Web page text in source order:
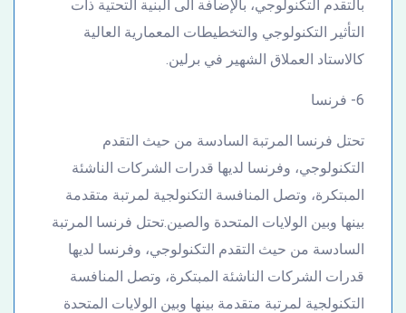
بالتقدم التكنولوجي، بالإضافة الى البنية التحتية ذات
التأثير التكنولوجي والتخطيطات المعمارية العالية
كالاستاد العملاق الشهير في برلين.
6- فرنسا
تحتل فرنسا المرتبة السادسة من حيث التقدم
التكنولوجي، وفرنسا لديها قدرات الشركات الناشئة
المبتكرة، وتصل المنافسة التكنولجية لمرتبة متقدمة
بينها وبين الولايات المتحدة والصين.تحتل فرنسا المرتبة
السادسة من حيث التقدم التكنولوجي، وفرنسا لديها
قدرات الشركات الناشئة المبتكرة، وتصل المنافسة
التكنولجية لمرتبة متقدمة بينها وبين الولايات المتحدة